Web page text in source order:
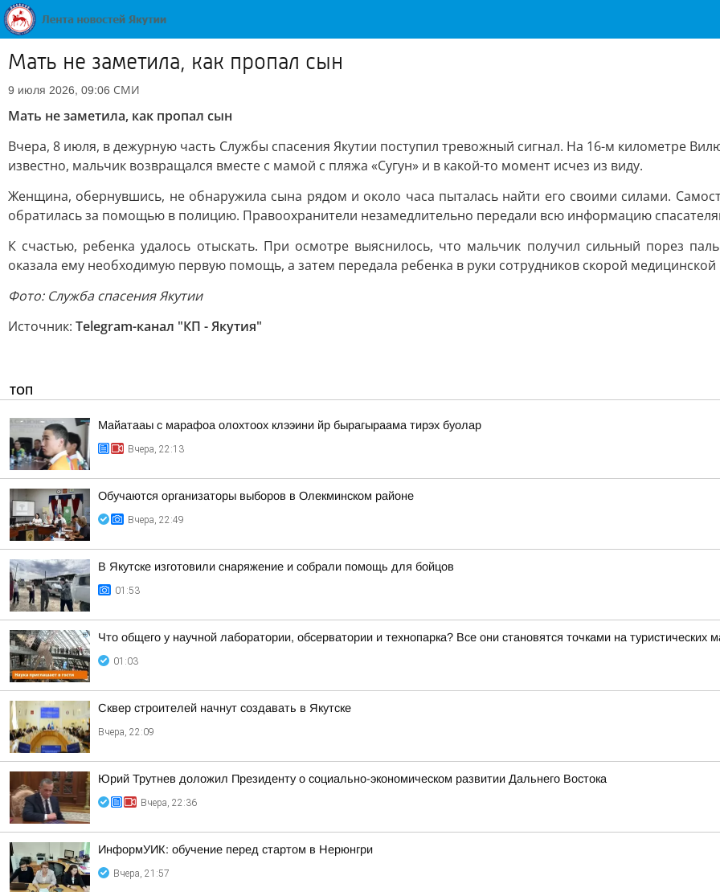
Мать не заметила, как пропал сын
9 июля 2026, 09:06 СМИ
Мать не заметила, как пропал сын
Вчера, 8 июля, в дежурную часть Службы спасения Якутии поступил тревожный сигнал. На 16-м километре
известно, мальчик возвращался вместе с мамой с пляжа «Сугун» и в какой-то момент исчез из виду.
Женщина, обернувшись, не обнаружила сына рядом и около часа пыталась найти его своими силами.
обратилась за помощью в полицию. Правоохранители незамедлительно передали всю информацию
К счастью, ребенка удалось отыскать. При осмотре выяснилось, что мальчик получил сильный порез
оказала ему необходимую первую помощь, а затем передала ребенка в руки сотрудников скорой
Фото: Служба спасения Якутии
Источник: Telegram-канал "КП - Якутия"
ТОП
Майатааы с марафоа олохтоох клээини йр бырагыраама тирэх буолар
Вчера, 22:13
Обучаются организаторы выборов в Олекминском районе
Вчера, 22:49
В Якутске изготовили снаряжение и собрали помощь для бойцов
01:53
Что общего у научной лаборатории, обсерватории и технопарка? Все они становятся точками на туристических
01:03
Сквер строителей начнут создавать в Якутске
Вчера, 22:09
Юрий Трутнев доложил Президенту о социально-экономическом развитии Дальнего Востока
Вчера, 22:36
ИнформУИК: обучение перед стартом в Нерюнгри
Вчера, 21:57